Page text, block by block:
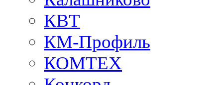
КВТ
КМ-Профиль
КОМТЕХ